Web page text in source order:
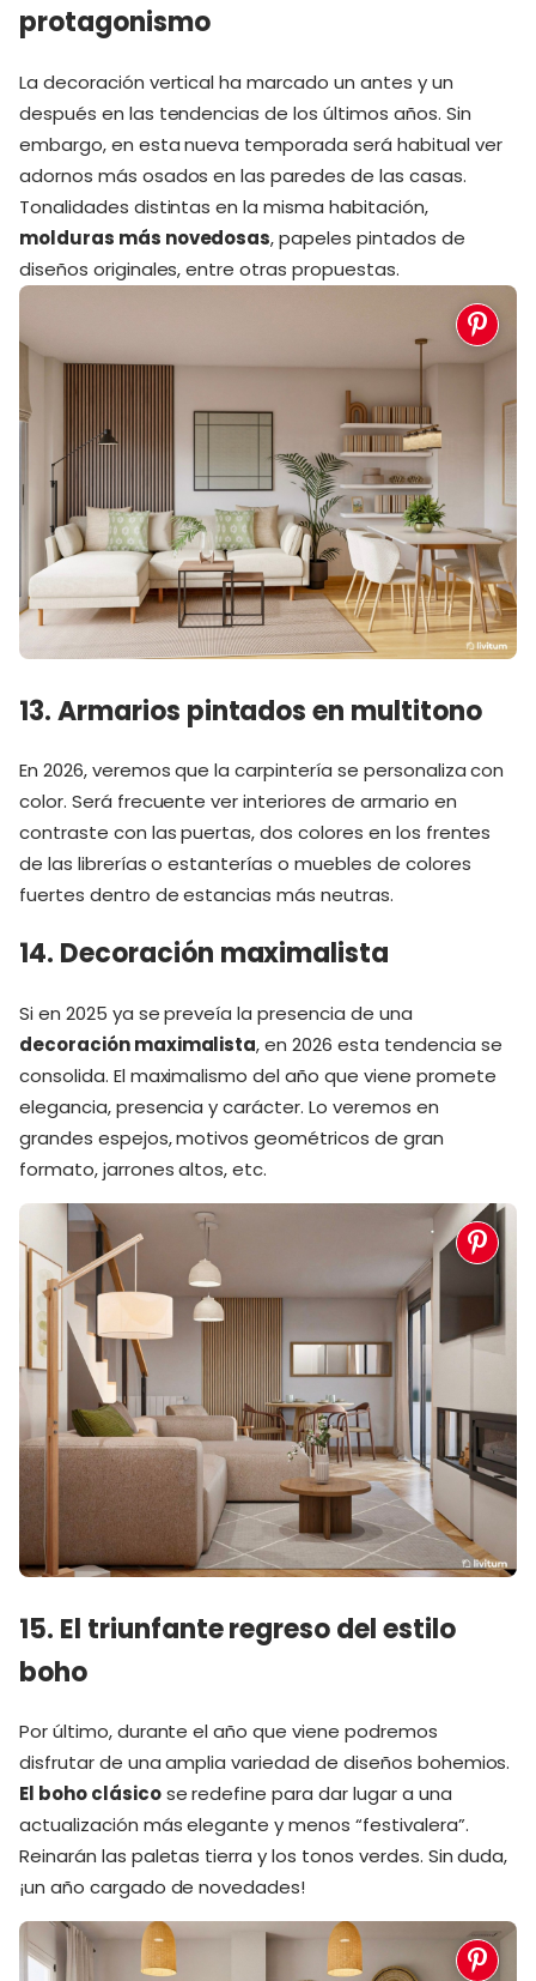
protagonismo
La decoración vertical ha marcado un antes y un
después en las tendencias de los últimos años. Sin
embargo, en esta nueva temporada será habitual ver
adornos más osados en las paredes de las casas.
Tonalidades distintas en la misma habitación,
molduras más novedosas, papeles pintados de
diseños originales, entre otras propuestas.
13. Armarios pintados en multitono
En 2026, veremos que la carpintería se personaliza con
color. Será frecuente ver interiores de armario en
contraste con las puertas, dos colores en los frentes
de las librerías o estanterías o muebles de colores
fuertes dentro de estancias más neutras.
14. Decoración maximalista
Si en 2025 ya se preveía la presencia de una
decoración maximalista, en 2026 esta tendencia se
consolida. El maximalismo del año que viene promete
elegancia, presencia y carácter. Lo veremos en
grandes espejos, motivos geométricos de gran
formato, jarrones altos, etc.
15. El triunfante regreso del estilo
boho
Por último, durante el año que viene podremos
disfrutar de una amplia variedad de diseños bohemios.
El boho clásicose redefine para dar lugar a una
actualización más elegante y menos “festivalera”.
Reinarán las paletas tierra y los tonos verdes. Sin duda,
¡un año cargado de novedades!